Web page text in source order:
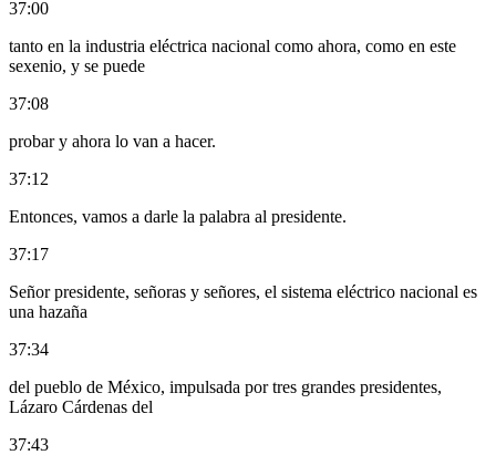
37:00
tanto en la industria eléctrica nacional como ahora, como en este
sexenio, y se puede
37:08
probar y ahora lo van a hacer.
37:12
Entonces, vamos a darle la palabra al presidente.
37:17
Señor presidente, señoras y señores, el sistema eléctrico nacional es
una hazaña
37:34
del pueblo de México, impulsada por tres grandes presidentes,
Lázaro Cárdenas del
37:43